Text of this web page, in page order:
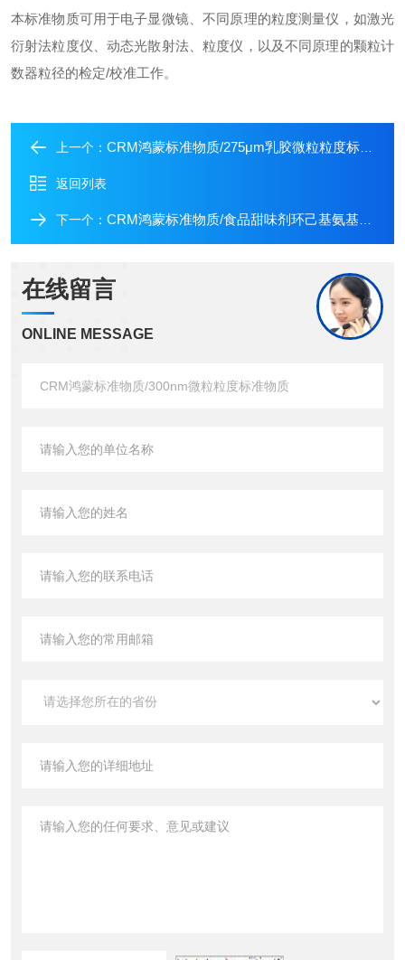
本标准物质可用于电子显微镜、不同原理的粒度测量仪，如激光
衍射法粒度仪、动态光散射法、粒度仪，以及不同原理的颗粒计
数器粒径的检定/校准工作。
上一个： CRM鸿蒙标准物质/275μm乳胶微粒粒度标准物质
返回列表
下一个： CRM鸿蒙标准物质/食品甜味剂环己基氨基磺酸钠（甜蜜素）溶液标准物质
在线留言
ONLINE MESSAGE